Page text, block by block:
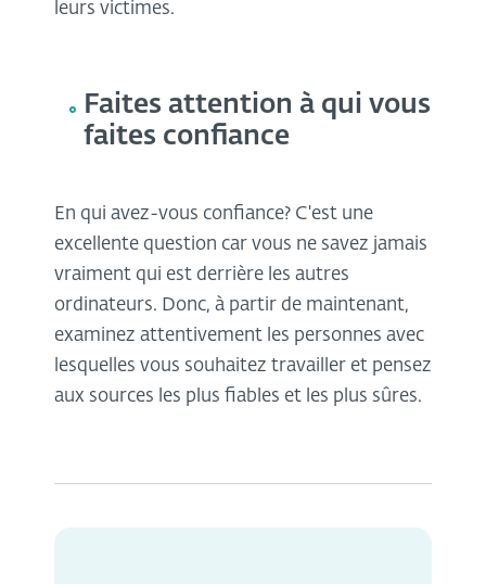
leurs victimes.
Faites attention à qui vous
faites confiance
En qui avez-vous confiance? C'est une
excellente question car vous ne savez jamais
vraiment qui est derrière les autres
ordinateurs. Donc, à partir de maintenant,
examinez attentivement les personnes avec
lesquelles vous souhaitez travailler et pensez
aux sources les plus fiables et les plus sûres.